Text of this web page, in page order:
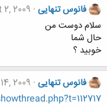
فانوس تنهایی 2, 2009
سلام دوست من
حال شما
خوبید ؟
فانوس تنهایی 2009